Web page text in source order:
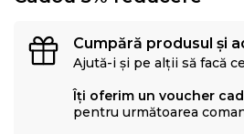
Cumpără produsul și
Ajută-i și pe alții să facă
Îți oferim un voucher
pentru următoarea